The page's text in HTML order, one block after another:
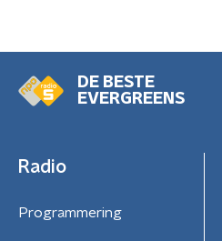
DE BESTE
EVERGREENS
Radio
Programmering